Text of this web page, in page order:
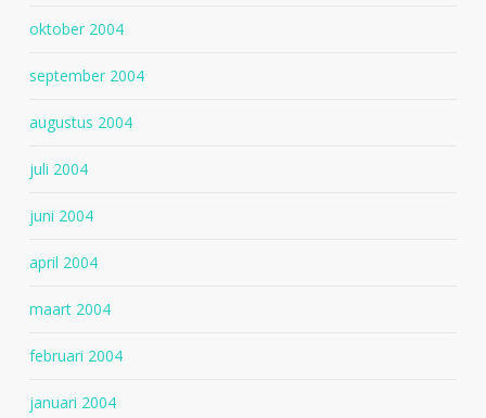
oktober 2004
september 2004
augustus 2004
juli 2004
juni 2004
april 2004
maart 2004
februari 2004
januari 2004